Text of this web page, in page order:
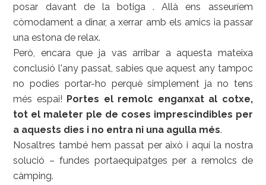
posar davant de la botiga . Allà ens asseuríem
còmodament a dinar, a xerrar amb els amics ia passar
una estona de relax.
Però, encara que ja vas arribar a aquesta mateixa
conclusió l'any passat, sabies que aquest any tampoc
no podies portar-ho perquè simplement ja no tens
més espai! Portes el remolc enganxat al cotxe,
tot el maleter ple de coses imprescindibles per
a aquests dies i no entra ni una agulla més.
Nosaltres també hem passat per això i aquí la nostra
solució – fundes portaequipatges per a remolcs de
càmping.